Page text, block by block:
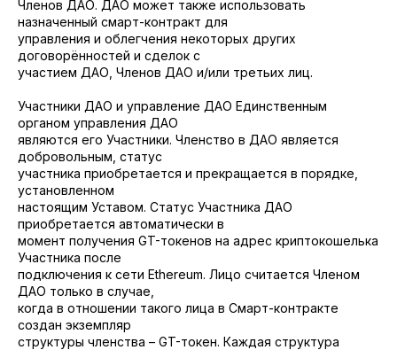
Членов ДАО. ДАО может также использовать
назначенный смарт-контракт для
управления и облегчения некоторых других
договорённостей и сделок с
участием ДАО, Членов ДАО и/или третьих лиц.
Участники ДАО и управление ДАО Единственным
органом управления ДАО
являются его Участники. Членство в ДАО является
добровольным, статус
участника приобретается и прекращается в порядке,
установленном
настоящим Уставом. Статус Участника ДАО
приобретается автоматически в
момент получения GT-токенов на адрес криптокошелька
Участника после
подключения к сети Ethereum. Лицо считается Членом
ДАО только в случае,
когда в отношении такого лица в Смарт-контракте
создан экземпляр
структуры членства – GT-токен. Каждая структура